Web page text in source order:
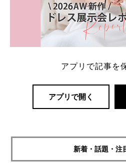
アプリで記事を
アプリで開く
新着・話題・注